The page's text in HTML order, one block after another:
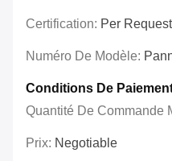
Certification: Per Request
Numéro De Modèle:
Conditions De
Quantité De Commande
Prix: Negotiable